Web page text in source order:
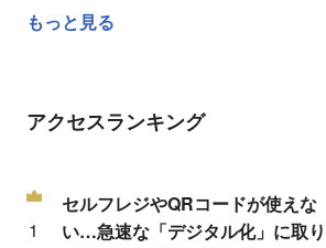
もっと見る
アクセスランキング
セルフレジやQRコードが使えな
い…急速な「デジタル化」に取り